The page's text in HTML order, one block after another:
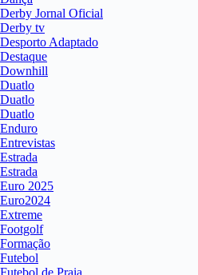
Derby Jornal Oficial
Derby tv
Desporto Adaptado
Destaque
Downhill
Duatlo
Duatlo
Duatlo
Enduro
Entrevistas
Estrada
Estrada
Euro 2025
Euro2024
Extreme
Footgolf
Formação
Futebol
Futebol de Praia